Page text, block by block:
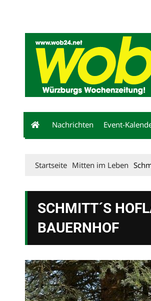
Nachrichten Event-
Startseite Mitten im Leben
SCHMITT´S
BAUERNHOF